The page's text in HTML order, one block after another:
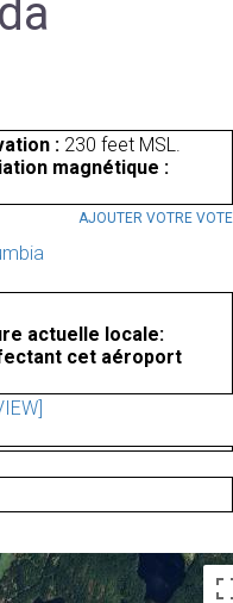
: 230 feet MSL.
magnétique :
AJOUTER VOTRE VOTE
actuelle locale:
cet aéroport